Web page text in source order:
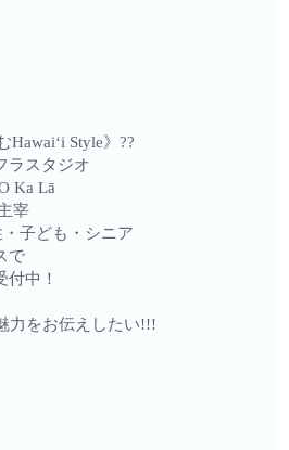
Hawaiʻi Style》??
スタジオ
Lā
子ども・シニア
！
力をお伝えしたい!!!